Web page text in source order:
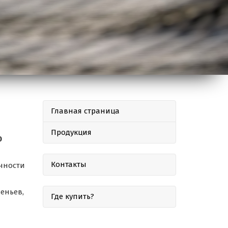
Главная страница
Продукция
Контакты
Где купить?